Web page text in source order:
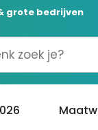
grote bedrijven